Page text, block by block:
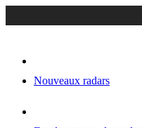
Nouveaux radars